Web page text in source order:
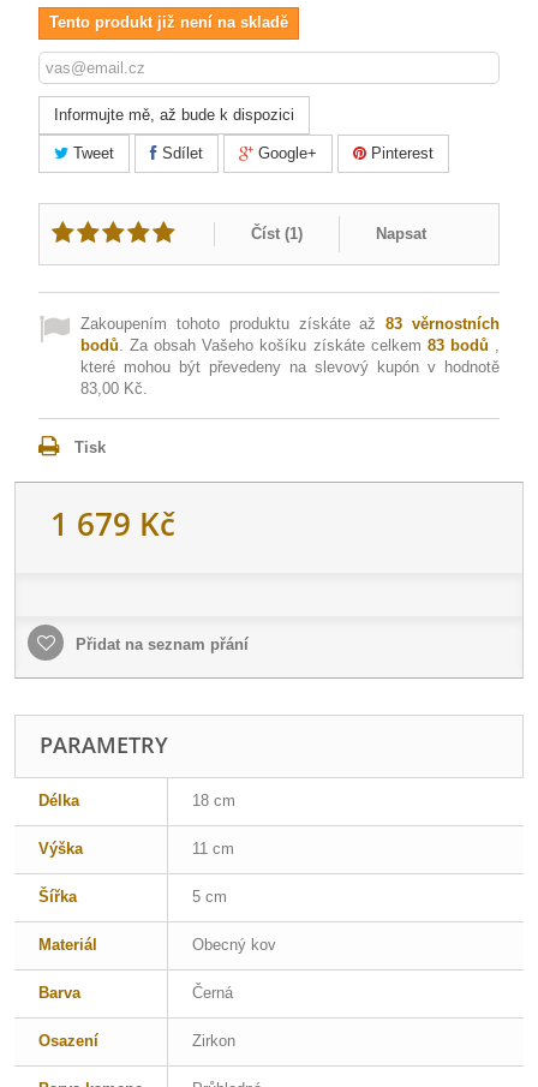
Tento produkt již není na skladě
Informujte mě, až bude k dispozici
Tweet Sdílet Google+ Pinterest
Číst (1) Napsat
Zakoupením tohoto produktu získáte až83 věrnostních
bodů. Za obsah Vašeho košíku získáte celkem 83bodů ,
které mohou být převedeny na slevový kupón v hodnotě
83,00 Kč.
Tisk
1 679 Kč
Přidat na seznam přání
PARAMETRY
Délka 18 cm
Výška 11 cm
Šířka 5 cm
Materiál Obecný kov
Barva Černá
Osazení Zirkon